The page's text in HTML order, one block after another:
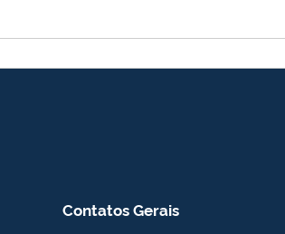
Contatos Gerais